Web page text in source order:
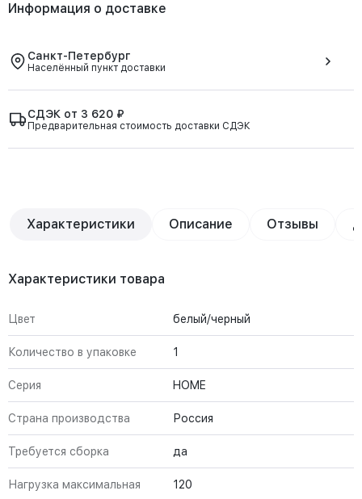
Информация о доставке
Санкт-Петербург
Населённый пункт доставки
СДЭК от 3 620 ₽
Предварительная стоимость доставки СДЭК
Характеристики Описание Отзывы
Характеристики товара
Цвет белый/черный
Количество в упаковке 1
Серия HOME
Страна производства Россия
Требуется сборка да
Нагрузка максимальная 120